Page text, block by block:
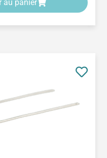
au panier